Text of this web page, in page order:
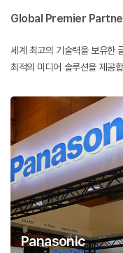
Global Premier
세계 최고의 기술력을 보유한
최적의 미디어 솔루션을 제공
Panasonic